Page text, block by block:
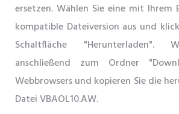
ersetzen. Wählen Sie eine mit Ihrem
kompatible Dateiversion aus und
Schaltfläche "Herunterladen".
anschließend zum Ordner
Webbrowsers und kopieren Sie die
Datei VBAOL10.AW.